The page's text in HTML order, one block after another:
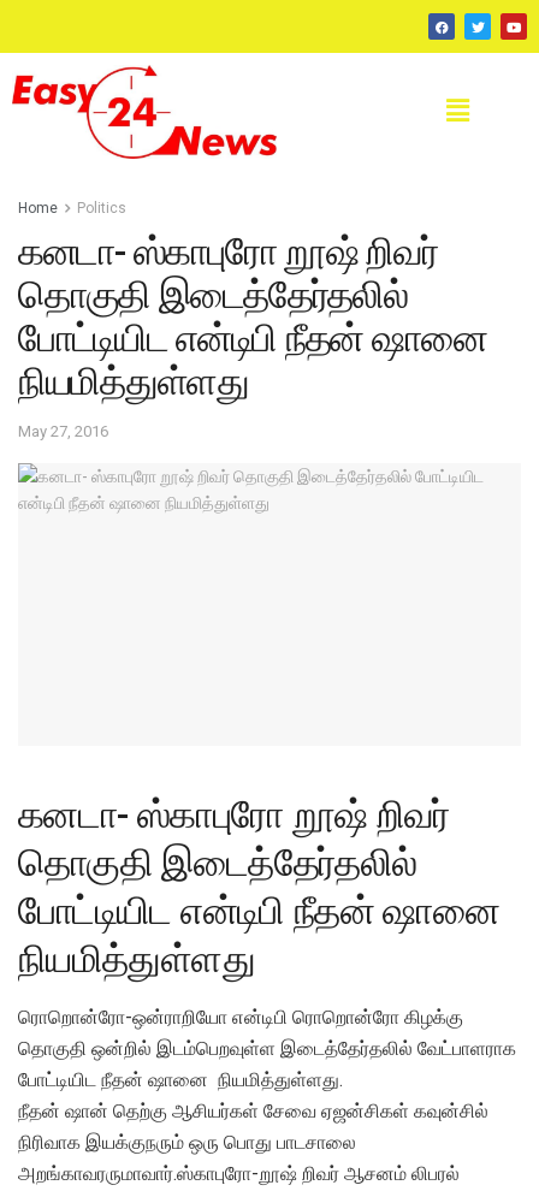
Home Politics
கனடா- ஸ்காபுரோ றூஷ் றிவர்
தொகுதி இடைத்தேர்தலில்
போட்டியிட என்டிபி நீதன் ஷானை
நியமித்துள்ளது
May 27, 2016
கனடா- ஸ்காபுரோ றூஷ் றிவர்
தொகுதி இடைத்தேர்தலில்
போட்டியிட என்டிபி நீதன் ஷானை
நியமித்துள்ளது
ரொறொன்ரோ-ஒன்ராறியோ என்டிபி ரொறொன்ரோ கிழக்கு
தொகுதி ஒன்றில் இடம்பெறவுள்ள இடைத்தேர்தலில் வேட்பாளராக
போட்டியிட நீதன் ஷானை நியமித்துள்ளது.
நீதன் ஷான் தெற்கு ஆசியர்கள் சேவை ஏஜன்சிகள் கவுன்சில்
நிரிவாக இயக்குநரும் ஒரு பொது பாடசாலை
அறங்காவரருமாவார்.ஸ்காபுரோ-றூஷ் றிவர் ஆசனம் லிபரல்